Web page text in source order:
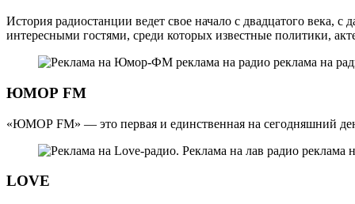
История радиостанции ведет свое начало с двадцатого века,
интересными гостями, среди которых известные политики,
ЮМОР FM
«ЮМОР FM» — это первая и единственная на сегодняшний
LOVE